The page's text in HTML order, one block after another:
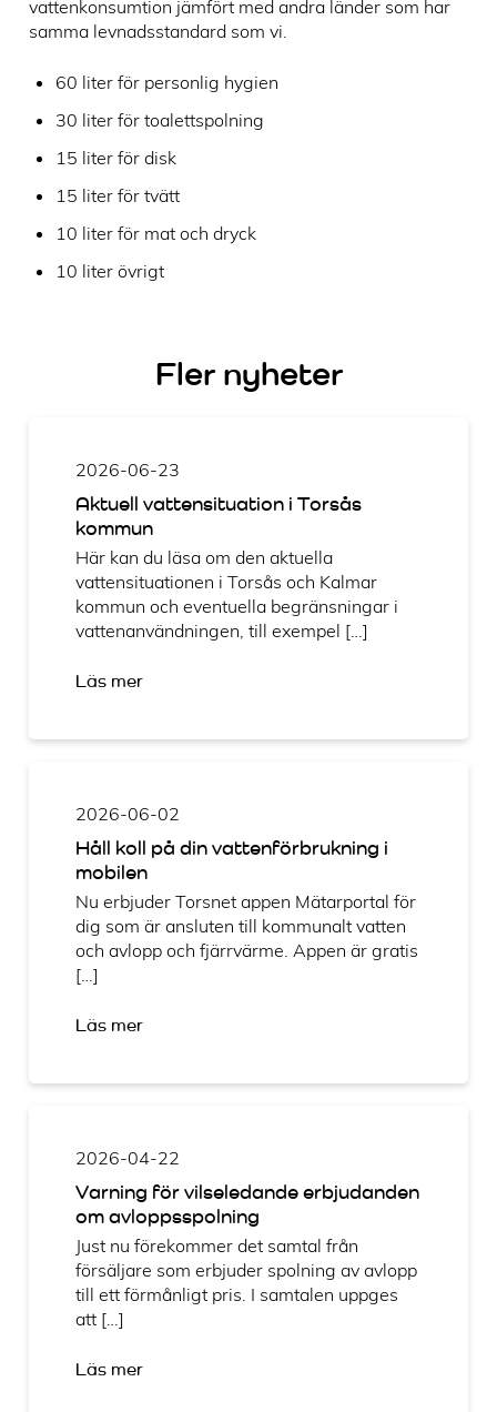
vattenkonsumtion jämfört med andra länder som har
samma levnadsstandard som vi.
60 liter för personlig hygien
30 liter för toalettspolning
15 liter för disk
15 liter för tvätt
10 liter för mat och dryck
10 liter övrigt
Fler nyheter
2026-06-23
Aktuell vattensituation i Torsås
kommun
Här kan du läsa om den aktuella
vattensituationen i Torsås och Kalmar
kommun och eventuella begränsningar i
vattenanvändningen, till exempel […]
Läs mer
2026-06-02
Håll koll på din vattenförbrukning i
mobilen
Nu erbjuder Torsnet appen Mätarportal för
dig som är ansluten till kommunalt vatten
och avlopp och fjärrvärme. Appen är gratis
[…]
Läs mer
2026-04-22
Varning för vilseledande erbjudanden
om avloppsspolning
Just nu förekommer det samtal från
försäljare som erbjuder spolning av avlopp
till ett förmånligt pris. I samtalen uppges
att […]
Läs mer